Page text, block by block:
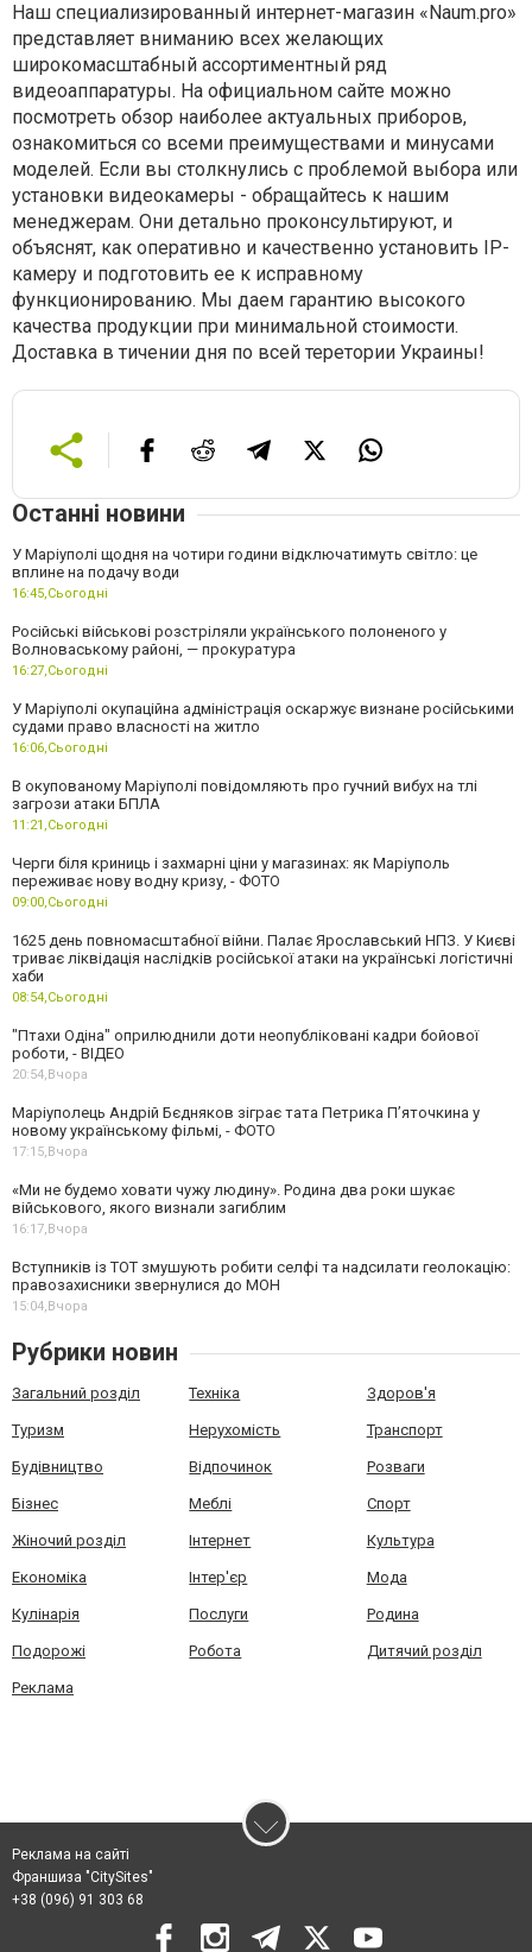
Наш специализированный интернет-магазин «Naum.pro»
представляет вниманию всех желающих
широкомасштабный ассортиментный ряд
видеоаппаратуры. На официальном сайте можно
посмотреть обзор наиболее актуальных приборов,
ознакомиться со всеми преимуществами и минусами
моделей. Если вы столкнулись с проблемой выбора или
установки видеокамеры - обращайтесь к нашим
менеджерам. Они детально проконсультируют, и
объяснят, как оперативно и качественно установить IP-
камеру и подготовить ее к исправному
функционированию. Мы даем гарантию высокого
качества продукции при минимальной стоимости.
Доставка в тичении дня по всей теретории Украины!
Останні новини
У Маріуполі щодня на чотири години відключатимуть світло: це
вплине на подачу води
16:45,Сьогодні
Російські військові розстріляли українського полоненого у
Волноваському районі, — прокуратура
16:27,Сьогодні
У Маріуполі окупаційна адміністрація оскаржує визнане російськими
судами право власності на житло
16:06,Сьогодні
В окупованому Маріуполі повідомляють про гучний вибух на тлі
загрози атаки БПЛА
11:21,Сьогодні
Черги біля криниць і захмарні ціни у магазинах: як Маріуполь
переживає нову водну кризу, - ФОТО
09:00,Сьогодні
1625 день повномасштабної війни. Палає Ярославський НПЗ. У Києві
триває ліквідація наслідків російської атаки на українські логістичні
хаби
08:54,Сьогодні
"Птахи Одіна" оприлюднили доти неопубліковані кадри бойової
роботи, - ВІДЕО
20:54,Вчора
Маріуполець Андрій Бєдняков зіграє тата Петрика П’яточкина у
новому українському фільмі, - ФОТО
17:15,Вчора
«Ми не будемо ховати чужу людину». Родина два роки шукає
військового, якого визнали загиблим
16:17,Вчора
Вступників із ТОТ змушують робити селфі та надсилати геолокацію:
правозахисники звернулися до МОН
15:04,Вчора
Рубрики новин
Загальний розділ Техніка Здоров'я
Туризм Нерухомість Транспорт
Будівництво Відпочинок Розваги
Бізнес Меблі Спорт
Жіночий розділ Інтернет Культура
Економіка Інтер'єр Мода
Кулінарія Послуги Родина
Подорожі Робота Дитячий розділ
Реклама
Реклама на сайті
Франшиза "CitySites"
+38 (096) 91 303 68